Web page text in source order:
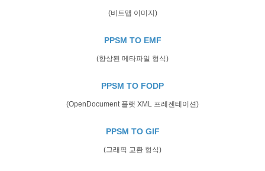
(비트맵 이미지)
PPSM TO EMF
(향상된 메타파일 형식)
PPSM TO FODP
(OpenDocument 플랫 XML 프레젠테이션)
PPSM TO GIF
(그래픽 교환 형식)